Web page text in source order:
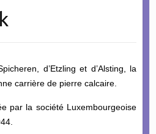
d’Etzling et d’Alsting, la
carrière de pierre calcaire.
par la société Luxembourgeoise